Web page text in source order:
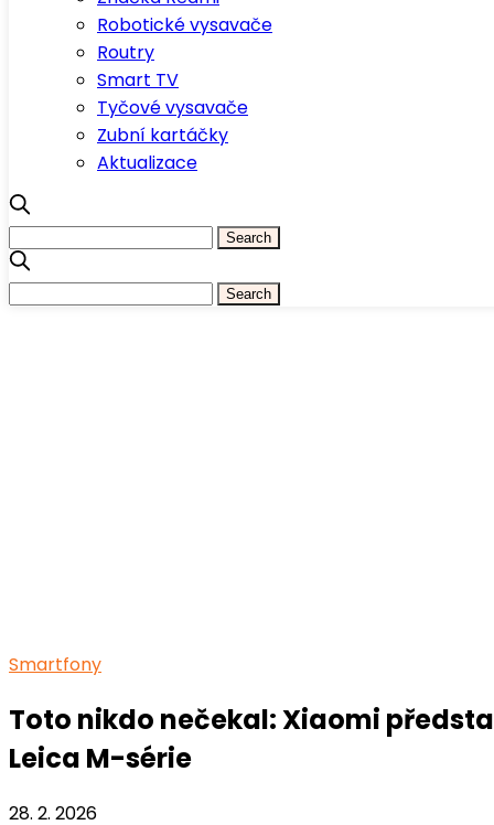
Robotické vysavače
Routry
Smart TV
Tyčové vysavače
Zubní kartáčky
Aktualizace
Smartfony
Toto nikdo nečekal: Xiaomi
Leica M-série
28. 2. 2026